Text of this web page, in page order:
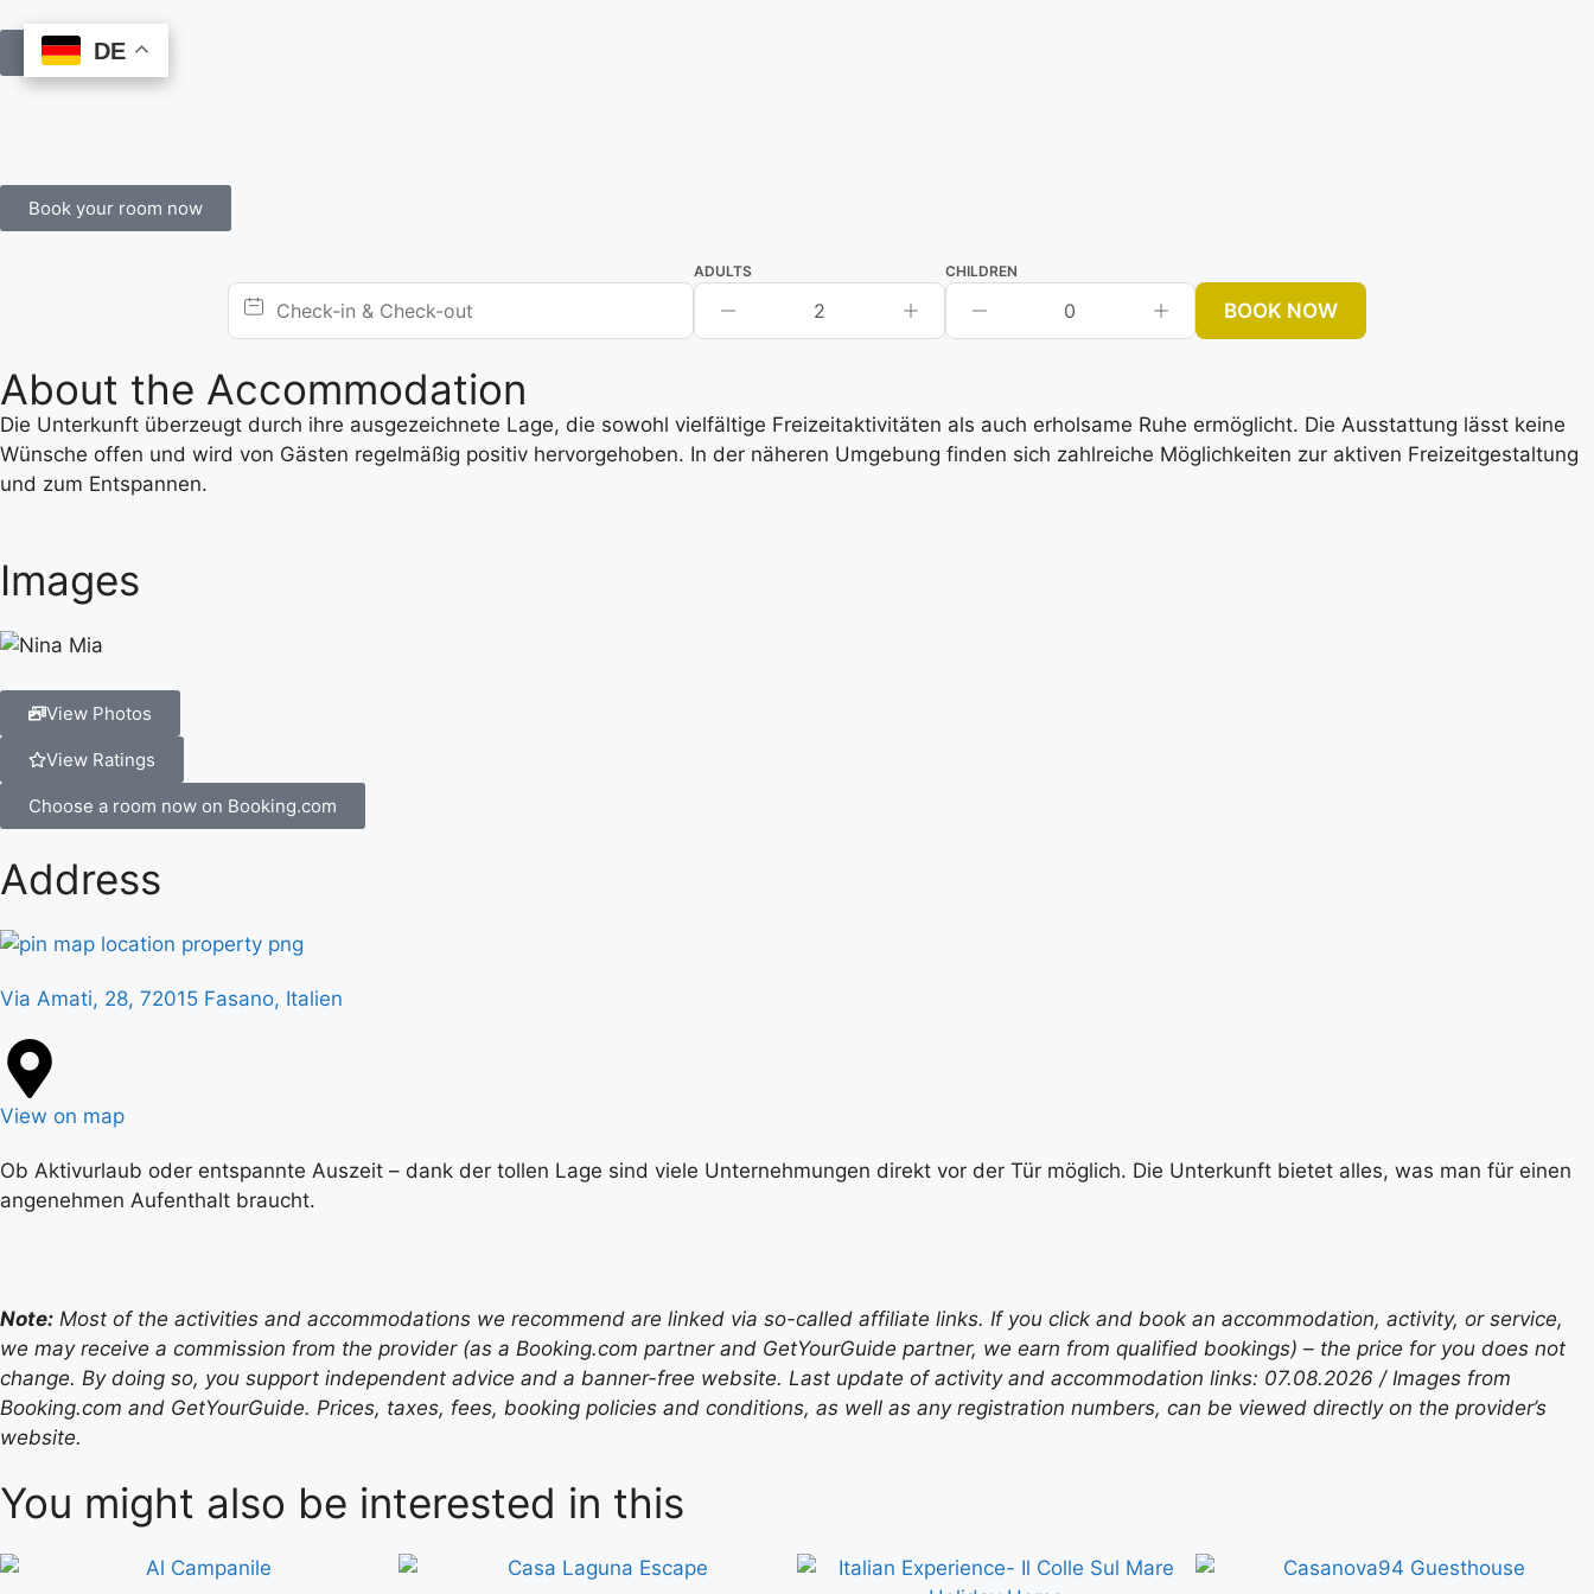
Book Online
Book your room now
ADULTS
2
CHILDREN
0 BOOK NOW
About the Accommodation
Die Unterkunft überzeugt durch ihre ausgezeichnete Lage, die sowohl vielfältige Freizeitaktivitäten als auch erholsame Ruhe ermöglicht. Die Ausstattung lässt keine
Wünsche offen und wird von Gästen regelmäßig positiv hervorgehoben. In der näheren Umgebung finden sich zahlreiche Möglichkeiten zur aktiven Freizeitgestaltung
und zum Entspannen.
Images
View Photos
View Ratings
Choose a room now on Booking.com
Address
Via Amati, 28, 72015 Fasano, Italien
View on map
Ob Aktivurlaub oder entspannte Auszeit – dank der tollen Lage sind viele Unternehmungen direkt vor der Tür möglich. Die Unterkunft bietet alles, was man für einen
angenehmen Aufenthalt braucht.
Note: Most of the activities and accommodations we recommend are linked via so-called affiliate links. If you click and book an accommodation, activity, or service,
we may receive a commission from the provider (as a Booking.com partner and GetYourGuide partner, we earn from qualified bookings) – the price for you does not
change. By doing so, you support independent advice and a banner-free website. Last update of activity and accommodation links: 07.08.2026 / Images from
Booking.com and GetYourGuide. Prices, taxes, fees, booking policies and conditions, as well as any registration numbers, can be viewed directly on the provider’s
website.
You might also be interested in this
DE
DE